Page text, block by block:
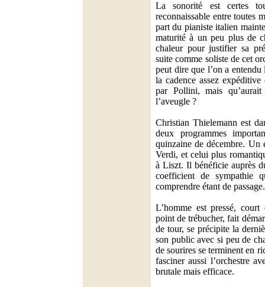
La sonorité est certes
reconnaissable entre toutes
part du pianiste italien
maturité à un peu plus de
chaleur pour justifier sa
suite comme soliste de cet
peut dire que l’on a
la cadence assez
par Pollini, mais
l’aveugle ?
Christian Thielemann est
deux programmes
quinzaine de décembre. Un
Verdi, et celui plus
à Liszt. Il bénéficie auprès
coefficient de sympathie
comprendre étant de passage.
L’homme est pressé,
point de trébucher, fait
de tour, se précipite la
son public avec si peu de
de sourires se terminent en
fasciner aussi l’orchestre
brutale mais efficace.